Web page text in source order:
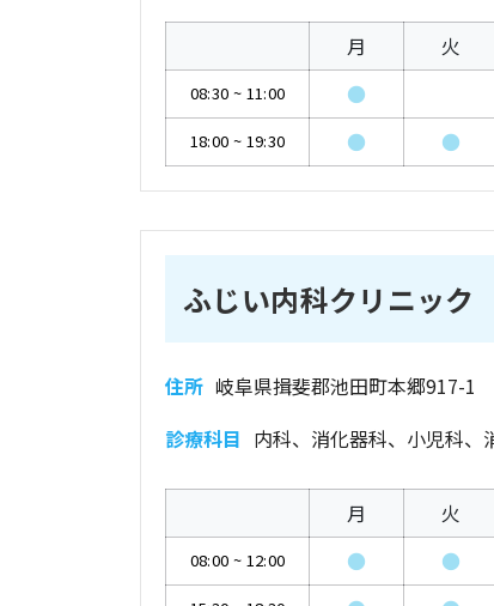
月 火
08:30 ~ 11:00 ●
18:00 ~ 19:30 ● ●
ふじい内科クリニック
住所 岐阜県揖斐郡池田町本郷917-1
診療科目 内科、消化器科、小児科、
月 火
08:00 ~ 12:00 ● ●